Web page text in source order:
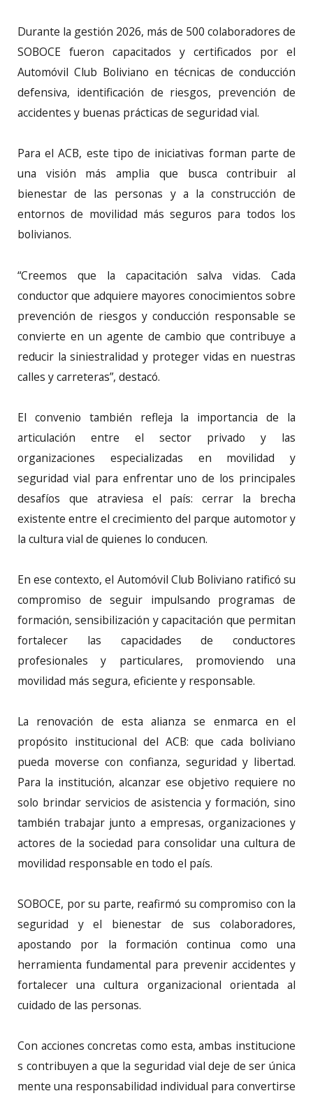
Durante la gestión 2026, más de 500 colaboradores de
SOBOCE fueron capacitados y certificados por el
Automóvil Club Boliviano en técnicas de conducción
defensiva, identificación de riesgos, prevención de
accidentes y buenas prácticas de seguridad vial.
Para el ACB, este tipo de iniciativas forman parte de
una visión más amplia que busca contribuir al
bienestar de las personas y a la construcción de
entornos de movilidad más seguros para todos los
bolivianos.
“Creemos que la capacitación salva vidas. Cada
conductor que adquiere mayores conocimientos sobre
prevención de riesgos y conducción responsable se
convierte en un agente de cambio que contribuye a
reducir la siniestralidad y proteger vidas en nuestras
calles y carreteras”, destacó.
El convenio también refleja la importancia de la
articulación entre el sector privado y las
organizaciones especializadas en movilidad y
seguridad vial para enfrentar uno de los principales
desafíos que atraviesa el país: cerrar la brecha
existente entre el crecimiento del parque automotor y
la cultura vial de quienes lo conducen.
En ese contexto, el Automóvil Club Boliviano ratificó su
compromiso de seguir impulsando programas de
formación, sensibilización y capacitación que permitan
fortalecer las capacidades de conductores
profesionales y particulares, promoviendo una
movilidad más segura, eficiente y responsable.
La renovación de esta alianza se enmarca en el
propósito institucional del ACB: que cada boliviano
pueda moverse con confianza, seguridad y libertad.
Para la institución, alcanzar ese objetivo requiere no
solo brindar servicios de asistencia y formación, sino
también trabajar junto a empresas, organizaciones y
actores de la sociedad para consolidar una cultura de
movilidad responsable en todo el país.
SOBOCE, por su parte, reafirmó su compromiso con la
seguridad y el bienestar de sus colaboradores,
apostando por la formación continua como una
herramienta fundamental para prevenir accidentes y
fortalecer una cultura organizacional orientada al
cuidado de las personas.
Con acciones concretas como esta, ambas institucione
s contribuyen a que la seguridad vial deje de ser única
mente una responsabilidad individual para convertirse